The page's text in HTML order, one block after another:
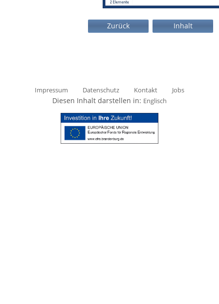
Inhalt
Zurück
Impressum Datenschutz Kontakt Jobs
Diesen Inhalt darstellen in: Englisch